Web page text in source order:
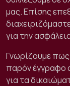
μας. Επίσης
για την
Γνωρίζουμε
παρόν έγγραφο
για τα